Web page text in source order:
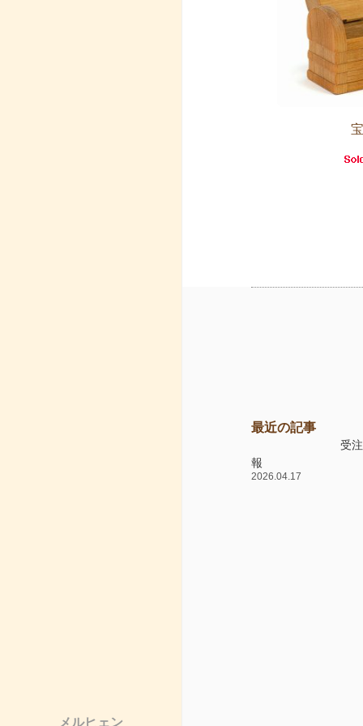
メルヒェン
最近の記事
受
報
2026.04.17